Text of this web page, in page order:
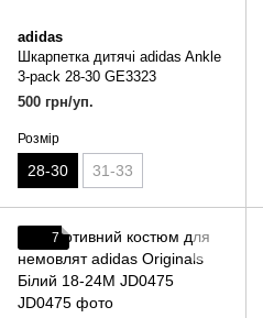
adidas
Шкарпетка дитячі adidas Ankle
3-pack 28-30 GE3323
500 грн/уп.
Розмір
28-30 31-33
7